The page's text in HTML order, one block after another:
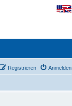
Anmelden
Registrieren